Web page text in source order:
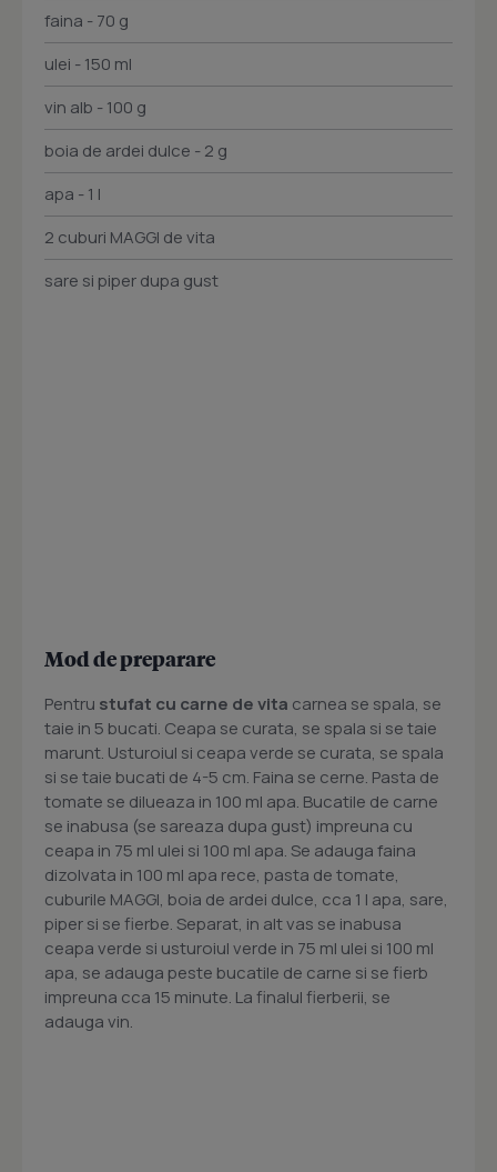
faina - 70 g
ulei - 150 ml
vin alb - 100 g
boia de ardei dulce - 2 g
apa - 1 l
2 cuburi MAGGI de vita
sare si piper dupa gust
Mod de preparare
Pentru stufat cu carne de vita carnea se spala, se
taie in 5 bucati. Ceapa se curata, se spala si se taie
marunt. Usturoiul si ceapa verde se curata, se spala
si se taie bucati de 4-5 cm. Faina se cerne. Pasta de
tomate se dilueaza in 100 ml apa. Bucatile de carne
se inabusa (se sareaza dupa gust) impreuna cu
ceapa in 75 ml ulei si 100 ml apa. Se adauga faina
dizolvata in 100 ml apa rece, pasta de tomate,
cuburile MAGGI, boia de ardei dulce, cca 1 l apa, sare,
piper si se fierbe. Separat, in alt vas se inabusa
ceapa verde si usturoiul verde in 75 ml ulei si 100 ml
apa, se adauga peste bucatile de carne si se fierb
impreuna cca 15 minute. La finalul fierberii, se
adauga vin.